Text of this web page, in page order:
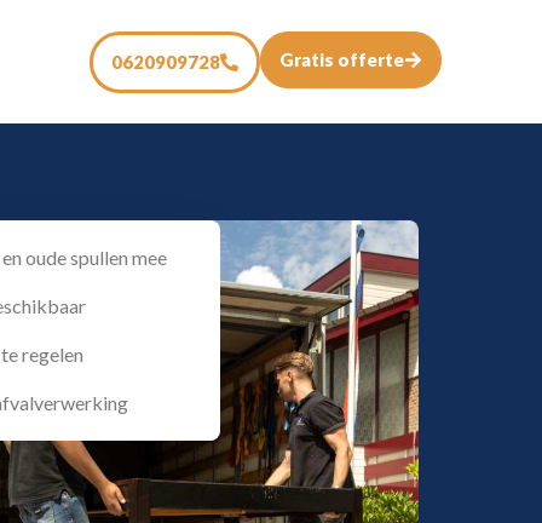
0620909728 Gratis offerte
oude spullen mee
regelen